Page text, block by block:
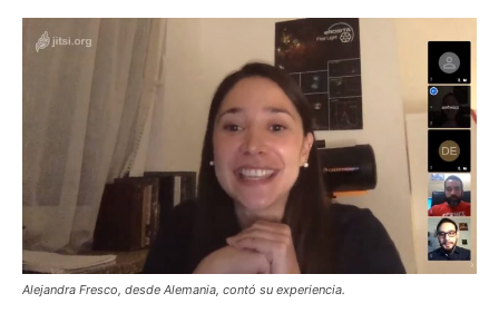
Alejandra Fresco, desde Alemania, contó su experiencia.